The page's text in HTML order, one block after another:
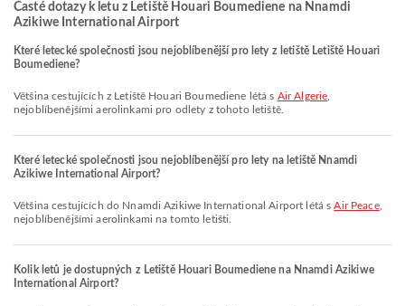
Časté dotazy k letu z Letiště Houari Boumediene na Nnamdi
Azikiwe International Airport
Které letecké společnosti jsou nejoblíbenější pro lety z letiště Letiště Houari
Boumediene?
Většina cestujících z Letiště Houari Boumediene létá s Air Algerie
nejoblíbenějšími aerolinkami pro odlety z tohoto letiště.
Které letecké společnosti jsou nejoblíbenější pro lety na letiště Nnamdi
Azikiwe International Airport?
Většina cestujících do Nnamdi Azikiwe International Airport létá sAir Peace,
nejoblíbenějšími aerolinkami na tomto letišti.
Kolik letů je dostupných z Letiště Houari Boumediene na Nnamdi Azikiwe
International Airport?